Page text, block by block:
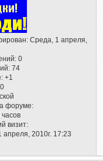
: Среда, 1 апреля,
0
74
+1
0
форуме:
визит:
апреля, 2010г. 17:23